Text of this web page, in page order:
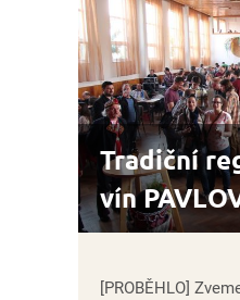
Tradiční
vín
[PROBĚHLO]